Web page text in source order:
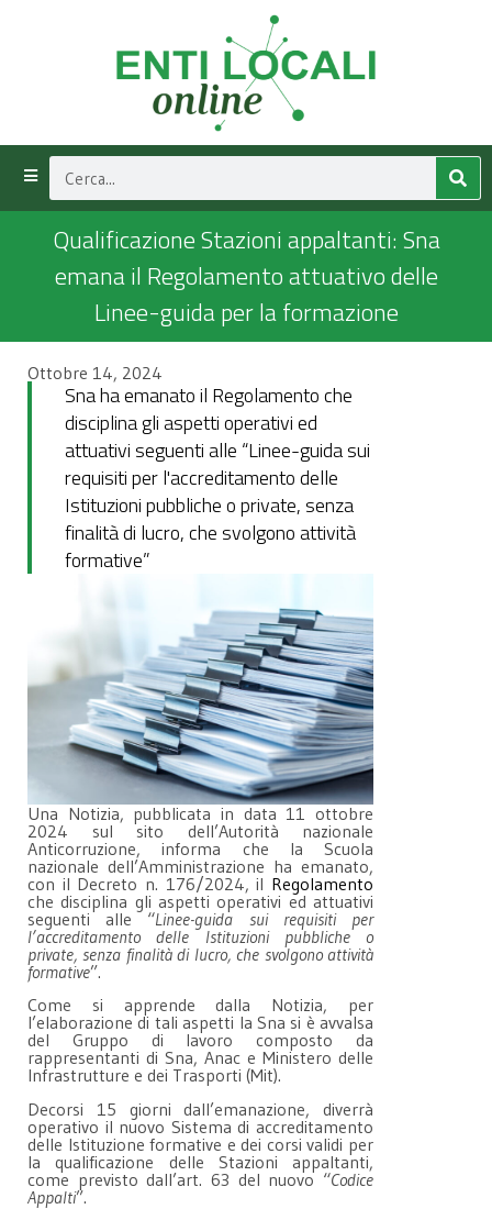
Qualificazione Stazioni appaltanti: Sna
emana il Regolamento attuativo delle
Linee-guida per la formazione
Ottobre 14, 2024
Sna ha emanato il Regolamento che
disciplina gli aspetti operativi ed
attuativi seguenti alle “Linee-guida sui
requisiti per l'accreditamento delle
Istituzioni pubbliche o private, senza
finalità di lucro, che svolgono attività
formative”
Una Notizia, pubblicata in data 11 ottobre
2024 sul sito dell’Autorità nazionale
Anticorruzione, informa che la Scuola
nazionale dell’Amministrazione ha emanato,
con il Decreto n. 176/2024, il Regolamento
che disciplina gli aspetti operativi ed attuativi
seguenti alle “Linee-guida sui requisiti per
l’accreditamento delle Istituzioni pubbliche o
private, senza finalità di lucro, che svolgono attività
formative”.
Come si apprende dalla Notizia, per
l’elaborazione di tali aspetti la Sna si è avvalsa
del Gruppo di lavoro composto da
rappresentanti di Sna, Anac e Ministero delle
Infrastrutture e dei Trasporti (Mit).
Decorsi 15 giorni dall’emanazione, diverrà
operativo il nuovo Sistema di accreditamento
delle Istituzione formative e dei corsi validi per
la qualificazione delle Stazioni appaltanti,
come previsto dall’art. 63 del nuovo “Codice
Appalti”.